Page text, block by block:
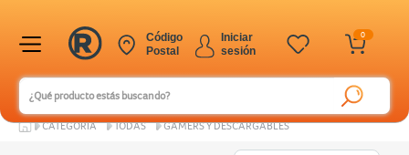
0
Iniciar
sesión
Código
Postal
CATEGORÍA TODAS GAMERS Y DESCARGABLES